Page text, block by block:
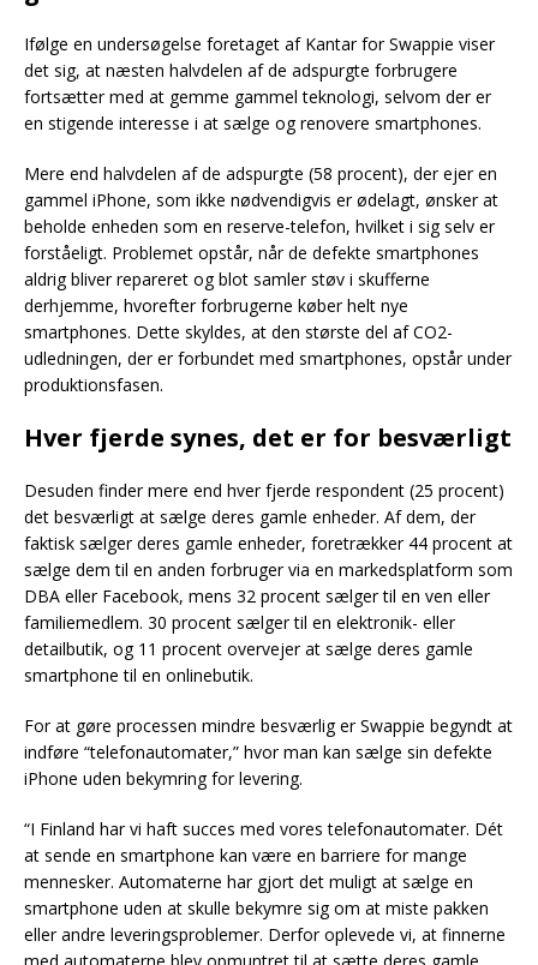
Ifølge en undersøgelse foretaget af Kantar for Swappie viser
det sig, at næsten halvdelen af de adspurgte forbrugere
fortsætter med at gemme gammel teknologi, selvom der er
en stigende interesse i at sælge og renovere smartphones.
Mere end halvdelen af de adspurgte (58 procent), der ejer en
gammel iPhone, som ikke nødvendigvis er ødelagt, ønsker at
beholde enheden som en reserve-telefon, hvilket i sig selv er
forståeligt. Problemet opstår, når de defekte smartphones
aldrig bliver repareret og blot samler støv i skufferne
derhjemme, hvorefter forbrugerne køber helt nye
smartphones. Dette skyldes, at den største del af CO2-
udledningen, der er forbundet med smartphones, opstår under
produktionsfasen.
Hver fjerde synes, det er for besværligt
Desuden finder mere end hver fjerde respondent (25 procent)
det besværligt at sælge deres gamle enheder. Af dem, der
faktisk sælger deres gamle enheder, foretrækker 44 procent at
sælge dem til en anden forbruger via en markedsplatform som
DBA eller Facebook, mens 32 procent sælger til en ven eller
familiemedlem. 30 procent sælger til en elektronik- eller
detailbutik, og 11 procent overvejer at sælge deres gamle
smartphone til en onlinebutik.
For at gøre processen mindre besværlig er Swappie begyndt at
indføre “telefonautomater,” hvor man kan sælge sin defekte
iPhone uden bekymring for levering.
“I Finland har vi haft succes med vores telefonautomater. Dét
at sende en smartphone kan være en barriere for mange
mennesker. Automaterne har gjort det muligt at sælge en
smartphone uden at skulle bekymre sig om at miste pakken
eller andre leveringsproblemer. Derfor oplevede vi, at finnerne